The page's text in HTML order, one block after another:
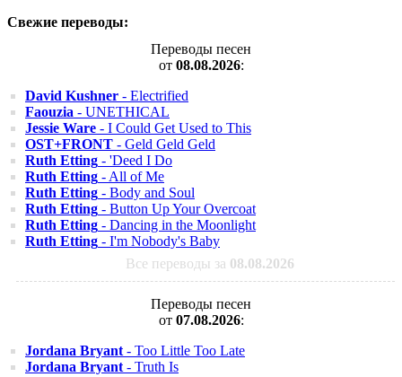
Свежие переводы:
Переводы песен
от 08.08.2026:
David Kushner - Electrified
Faouzia - UNETHICAL
Jessie Ware - I Could Get Used to This
OST+FRONT - Geld Geld Geld
Ruth Etting - 'Deed I Do
Ruth Etting - All of Me
Ruth Etting - Body and Soul
Ruth Etting - Button Up Your Overcoat
Ruth Etting - Dancing in the Moonlight
Ruth Etting - I'm Nobody's Baby
Все переводы за 08.08.2026
Переводы песен
от 07.08.2026:
Jordana Bryant - Too Little Too Late
Jordana Bryant - Truth Is